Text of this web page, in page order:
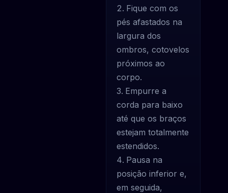
Fique com os
pés afastados na
largura dos
ombros, cotovelos
próximos ao
corpo.
Empurre a
corda para baixo
até que os braços
estejam totalmente
estendidos.
Pausa na
posição inferior e,
em seguida,